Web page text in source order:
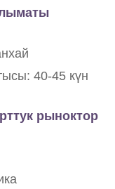
40-45 күн
рыноктор